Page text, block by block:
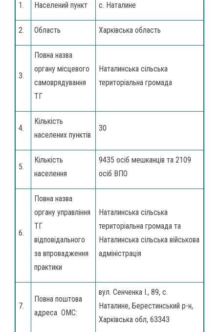
1. Населений пункт с. Наталине
2. Область Харківська область
3.
Повна назва
органу місцевого
самоврядування
ТГ
Наталинська сільська
територіальна громада
4.
Кількість
населених пунктів
30
5.
Кількість
населення
9435 осіб мешканців та 2109
осіб ВПО
6.
Повна назва
органу управління
ТГ
відповідального
за впровадження
практики
Наталинська сільська
територіальна громада та
Наталинська сільська військова
адміністрація
7.
Повна поштова
адреса ОМС:
вул. Сенченка І., 89, с.
Наталине, Берестинський р-н,
Харківська обл, 63343